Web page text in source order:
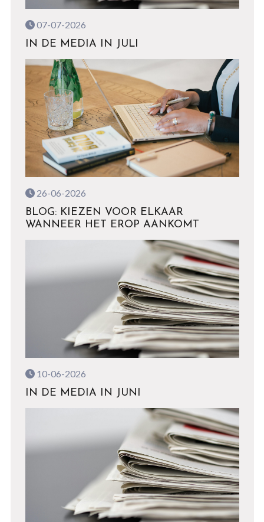
07-07-2026
IN DE MEDIA IN JULI
26-06-2026
BLOG: KIEZEN VOOR ELKAAR
WANNEER HET EROP AANKOMT
10-06-2026
IN DE MEDIA IN JUNI